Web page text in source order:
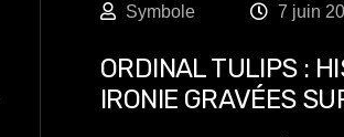
Symbole 7 juin
ORDINAL TULIPS :
IRONIE GRAVÉES